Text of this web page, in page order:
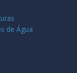
de Água